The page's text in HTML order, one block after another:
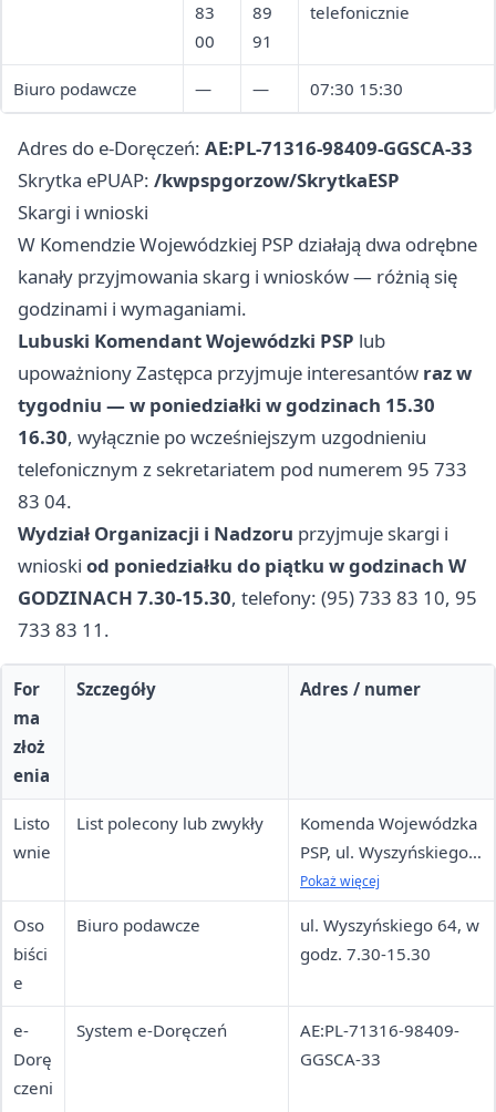
83
00
89
91
telefonicznie
Biuro podawcze — — 07:30 15:30
Adres do e-Doręczeń: AE:PL-71316-98409-GGSCA-33
Skrytka ePUAP: /kwpspgorzow/SkrytkaESP
Skargi i wnioski
W Komendzie Wojewódzkiej PSP działają dwa odrębne
kanały przyjmowania skarg i wniosków — różnią się
godzinami i wymaganiami.
Lubuski Komendant Wojewódzki PSP lub
upoważniony Zastępca przyjmuje interesantów raz w
tygodniu — w poniedziałki w godzinach 15.30
16.30, wyłącznie po wcześniejszym uzgodnieniu
telefonicznym z sekretariatem pod numerem 95 733
83 04.
Wydział Organizacji i Nadzoru przyjmuje skargi i
wnioski od poniedziałku do piątku w godzinach W
GODZINACH 7.30-15.30, telefony: (95) 733 83 10, 95
733 83 11.
For
ma
złoż
enia
Szczegóły Adres / numer
Listo
wnie
List polecony lub zwykły
Komenda Wojewódzka
PSP, ul. Wyszyńskiego
64, 66-400 Gorzów
Pokaż więcej
Oso
biści
e
Biuro podawcze
ul. Wyszyńskiego 64, w
godz. 7.30-15.30
e-
Dorę
czeni
System e-Doręczeń
AE:PL-71316-98409-
GGSCA-33